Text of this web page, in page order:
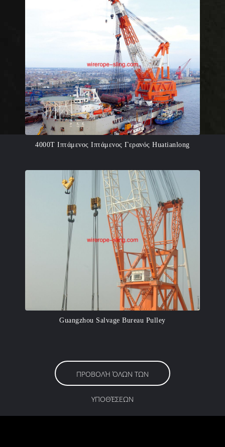
4000Τ Ιπτάμενος Ιπτάμενος Γερανός Huatianlong
Guangzhou Salvage Bureau Pulley
ΠΡΟΒΟΛΉ ΌΛΩΝ ΤΩΝ
ΥΠΟΘΈΣΕΩΝ